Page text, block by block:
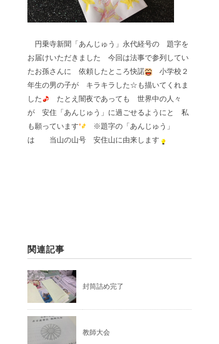
円乗寺新聞「あんじゅう」永代経号の 題字を
お届けいただきました
今回は法事で参列してい
たお孫さんに
依頼したところ快諾
小学校２
年生の男の子が キラキラした☆も描いてくれま
した
たとえ闇夜であっても
世界中の人々
が 安住「あんじゅう」に過ごせるようにと
私
も願っています
※題字の「あんじゅう」
は 当山の山号 安住山に由来します
関連記事
封筒詰め完了
教師大会